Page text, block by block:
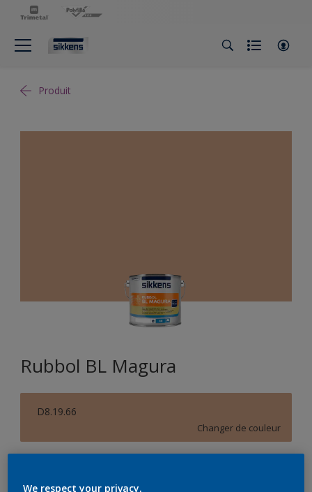
Produit
Rubbol BL Magura
D8.19.66
Changer de couleur
1L
We respect your privacy.